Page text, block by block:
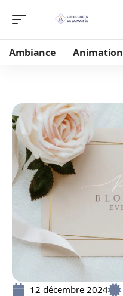
Ambiance Animation
12 décembre 2024